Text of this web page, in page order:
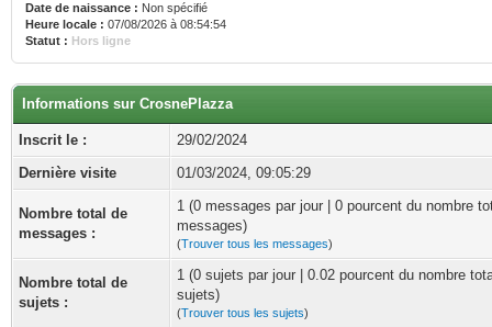
Date de naissance : Non spécifié
Heure locale : 07/08/2026 à 08:54:54
Statut : Hors ligne
Informations sur CrosnePlazza
Inscrit le :
29/02/2024
Dernière visite
01/03/2024, 09:05:29
Nombre total de
messages :
1 (0 messages par jour | 0 pourcent du nombre
messages)
(Trouver tous les messages)
Nombre total de
sujets :
1 (0 sujets par jour | 0.02 pourcent du nombre
sujets)
(Trouver tous les sujets)